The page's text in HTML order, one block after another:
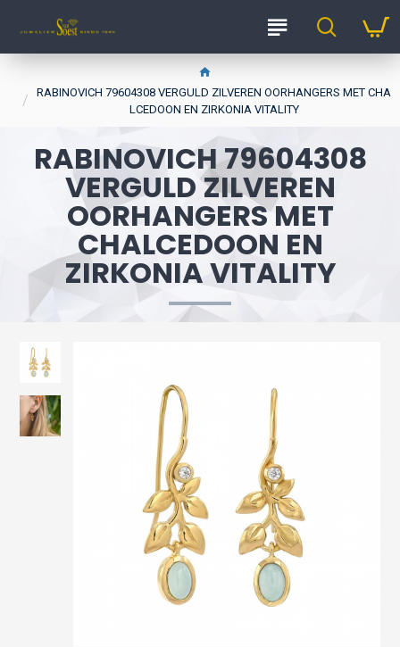
RABINOVICH 79604308 VERGULD ZILVEREN OORHANGERS MET CHA
LCEDOON EN ZIRKONIA VITALITY
RABINOVICH 79604308
VERGULD ZILVEREN
OORHANGERS MET
CHALCEDOON EN
ZIRKONIA VITALITY